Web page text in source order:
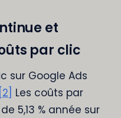
et
par clic
sur Google Ads
[2] Les coûts par
5,13 % année sur